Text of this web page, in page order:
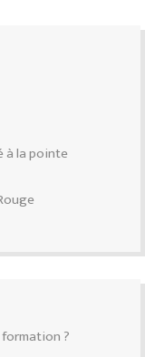
(HVE)
à la pointe
?